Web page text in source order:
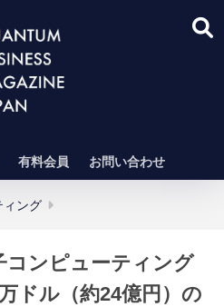
有料会員 お問い合わせ
ィング
コンピューティング
ドル（約24億円）の